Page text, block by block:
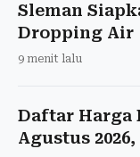
Sleman
Dropping Air
9 menit lalu
Daftar Harga
Agustus